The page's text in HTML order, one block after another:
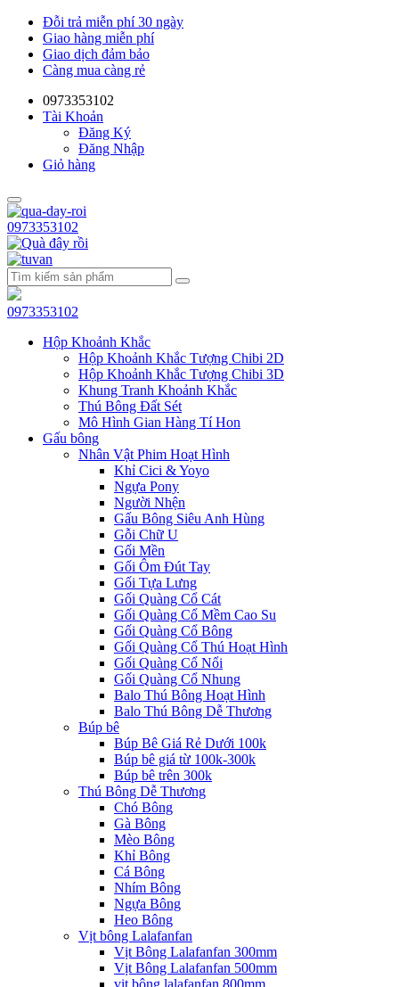
Đỗi trả miễn phí 30 ngày
Giao hàng miễn phí
Giao dịch đảm bảo
Càng mua càng rẻ
0973353102
Tài Khoản
Đăng Ký
Đăng Nhập
Giỏ hàng
0973353102
0973353102
Hộp Khoảnh Khắc
Hộp Khoảnh Khắc Tượng Chibi 2D
Hộp Khoảnh Khắc Tượng Chibi 3D
Khung Tranh Khoảnh Khắc
Thú Bông Đất Sét
Mô Hình Gian Hàng Tí Hon
Gấu bông
Nhân Vật Phim Hoạt Hình
Khỉ Cici & Yoyo
Ngựa Pony
Người Nhện
Gấu Bông Siêu Anh Hùng
Gỗi Chữ U
Gối Mền
Gối Ôm Đút Tay
Gối Tựa Lưng
Gối Quàng Cổ Cát
Gối Quàng Cổ Mềm Cao Su
Gối Quàng Cổ Bông
Gối Quàng Cổ Thú Hoạt Hình
Gối Quàng Cổ Nổi
Gối Quàng Cổ Nhung
Balo Thú Bông Hoạt Hình
Balo Thú Bông Dễ Thương
Búp bê
Búp Bê Giá Rẻ Dưới 100k
Búp bê giá từ 100k-300k
Búp bê trên 300k
Thú Bông Dễ Thương
Chó Bông
Gà Bông
Mèo Bông
Khỉ Bông
Cá Bông
Nhím Bông
Ngựa Bông
Heo Bông
Vịt bông Lalafanfan
Vịt Bông Lalafanfan 300mm
Vịt Bông Lalafanfan 500mm
vịt bông lalafanfan 800mm